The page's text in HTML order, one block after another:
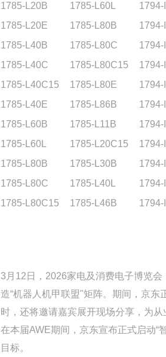
1785-L20B
1785-L60L
1794-
1785-L20E
1785-L80B
1794-
1785-L40B
1785-L80C
1794-
1785-L40C
1785-L80C15
1785-L40C15
1785-L80E
1794-
1785-L40E
1785-L86B
1794-
1785-L60B
1785-L11B
1794-
1785-L60L
1785-L20C15
1794-
1785-L80B
1785-L30B
1794-
1785-L80C
1785-L40L
1794-
1785-L80C15
1785-L46B 1794-
3月12日，2026家电及消费电子博览
造“机器人机甲联盟"矩阵。期间，京
时，还将邀请嘉宾展开现场分享，为
在本届AWE期间，京东宣布正式启动
目标。